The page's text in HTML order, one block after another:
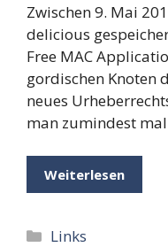
Zwischen 9. Mai
delicious
Free MAC
gordischen Knoten
neues
man zumindest
Weiterlesen
Kategorien
Links